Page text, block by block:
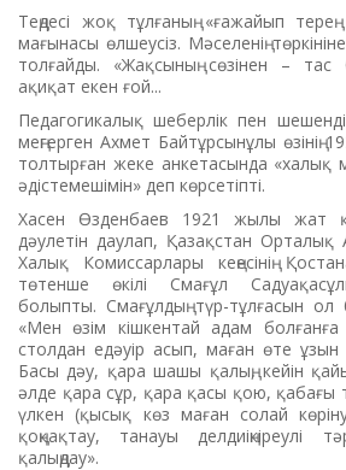
Теңдесі жоқ тұлғаның «ғажа­йып
мағынасы өлшеусіз. Мәселенің
толғайды. «Жақсының сөзінен – тас
ақиқат екен ғой...
Педагогикалық шеберлік пен
меңгерген Ахмет Байтұрсынұлы өзінің
толтырған жеке анкетасында «халық
әдістемешімін» деп көрсетіпті.
Хасен Өзденбаев 1921 жылы жат
дәулетін даулап, Қазақстан Орталық
Халық Комис­сарлары кеңесінің
төтенше өкілі Сма­ғұл
болыпты. Смағұлдың түр-тұлғасын
«Мен өзім кішкентай адам
столдан едәуір асып, маған өте ұзын
Басы дәу, қара шашы қалың, кейін
әлде қара сұр, қара қасы қою, қаба­ғы
үлкен (қысық көз маған солай
қоңқақтау, танауы делдиіңкіреулі
қалыңдау».